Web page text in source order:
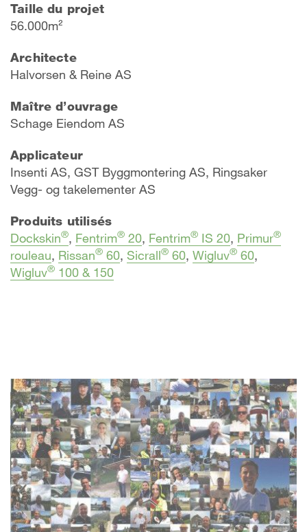
Taille du projet
56.000m²
Architecte
Halvorsen & Reine AS
Maître d’ouvrage
Schage Eiendom AS
Applicateur
Insenti AS, GST Byggmontering AS, Ringsaker
Vegg- og takelementer AS
Produits utilisés
Dockskin®, Fentrim® 20, Fentrim® IS 20, Primur®
rouleau, Rissan® 60, Sicrall® 60, Wigluv® 60,
Wigluv® 100 & 150